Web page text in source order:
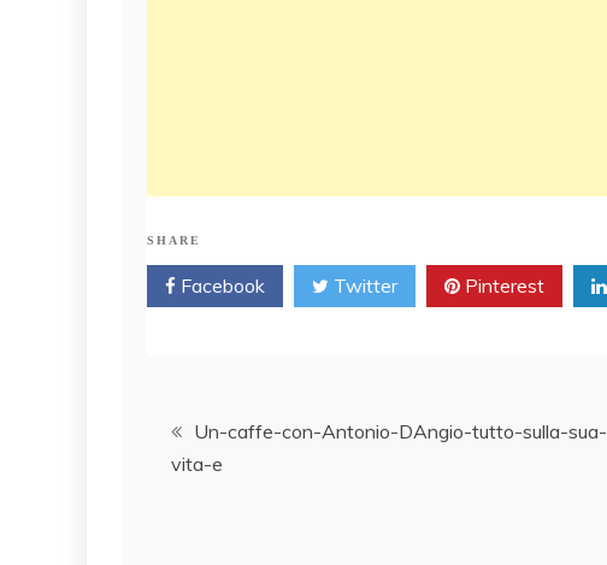
SHARE
Facebook Twitter Pinterest
PostUn-caffe-con-Antonio-DAngio-tutto-sulla-sua-
vita-e